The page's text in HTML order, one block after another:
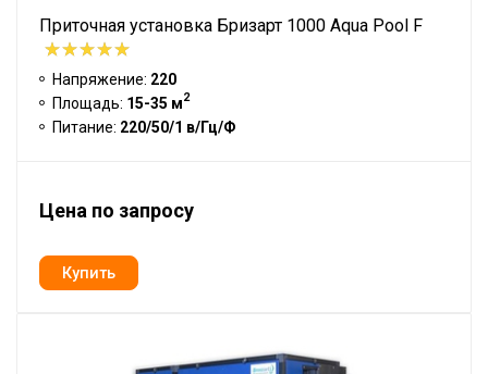
Приточная установка Бризарт 1000 Aqua Pool F
Напряжение: 220
Площадь: 15-35 м2
Питание: 220/50/1 в/Гц/Ф
Цена по запросу